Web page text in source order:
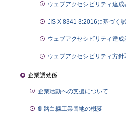
ウェブアクセシビリティ達
JIS X 8341-3:2016に基づく
ウェブアクセシビリティ達成
ウェブアクセシビリティ方
企業誘致係
企業活動への支援について
釧路白糠工業団地の概要